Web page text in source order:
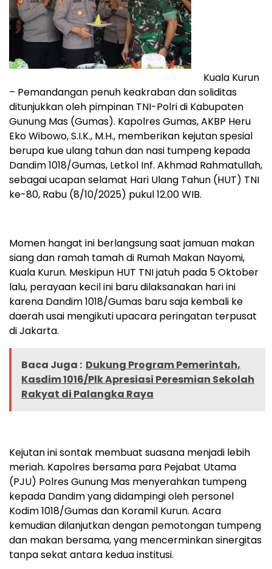
Kuala Kurun
– Pemandangan penuh keakraban dan soliditas
ditunjukkan oleh pimpinan TNI-Polri di Kabupaten
Gunung Mas (Gumas). Kapolres Gumas, AKBP Heru
Eko Wibowo, S.I.K., M.H., memberikan kejutan spesial
berupa kue ulang tahun dan nasi tumpeng kepada
Dandim 1018/Gumas, Letkol Inf. Akhmad Rahmatullah,
sebagai ucapan selamat Hari Ulang Tahun (HUT) TNI
ke-80, Rabu (8/10/2025) pukul 12.00 WIB.
Momen hangat ini berlangsung saat jamuan makan
siang dan ramah tamah di Rumah Makan Nayomi,
Kuala Kurun. Meskipun HUT TNI jatuh pada 5 Oktober
lalu, perayaan kecil ini baru dilaksanakan hari ini
karena Dandim 1018/Gumas baru saja kembali ke
daerah usai mengikuti upacara peringatan terpusat
di Jakarta.
Baca Juga : Dukung Program Pemerintah,
Kasdim 1016/Plk Apresiasi Peresmian Sekolah
Rakyat di Palangka Raya
Kejutan ini sontak membuat suasana menjadi lebih
meriah. Kapolres bersama para Pejabat Utama
(PJU) Polres Gunung Mas menyerahkan tumpeng
kepada Dandim yang didampingi oleh personel
Kodim 1018/Gumas dan Koramil Kurun. Acara
kemudian dilanjutkan dengan pemotongan tumpeng
dan makan bersama, yang mencerminkan sinergitas
tanpa sekat antara kedua institusi.